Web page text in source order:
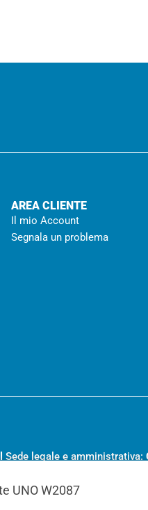
AREA CLIENTE
Il mio Account
Segnala un problema
Sede legale e amministrativa:
UNO W2087